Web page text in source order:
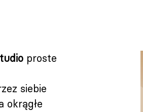
proste
siebie
okrągłe